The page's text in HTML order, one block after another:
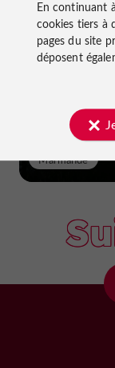
Faire du
pistes
Marmande
En continuant
cookies tiers à
pages du site
déposent